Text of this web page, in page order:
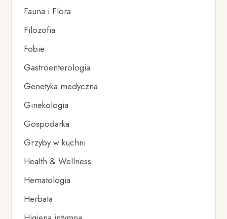
Fauna i Flora
Filozofia
Fobie
Gastroenterologia
Genetyka medyczna
Ginekologia
Gospodarka
Grzyby w kuchni
Health & Wellness
Hematologia
Herbata